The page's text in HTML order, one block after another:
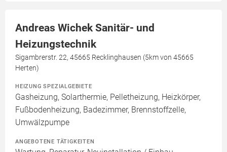
Andreas Wichek Sanitär- und
Heizungstechnik
Sigambrerstr. 22, 45665 Recklinghausen (5km von 45665
Herten)
HEIZUNG SPEZIALGEBIETE
Gasheizung, Solarthermie, Pelletheizung, Heizkörper,
Fußbodenheizung, Badezimmer, Brennstoffzelle,
Umwälzpumpe
ANGEBOTENE TÄTIGKEITEN